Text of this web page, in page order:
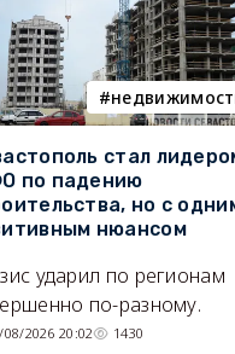
стал
по падению
но с
нюансом
ударил по регионам
по-разному.
08/2026 20:02 1430